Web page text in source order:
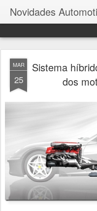
Novidades
MAR
25
Sistema
dos